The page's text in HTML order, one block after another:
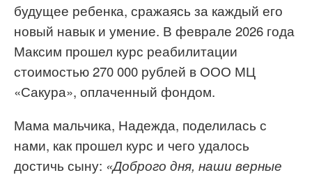
будущее ребенка, сражаясь за каждый его
новый навык и умение. В феврале 2026 года
Максим прошел курс реабилитации
стоимостью 270 000 рублей в ООО МЦ
«Сакура», оплаченный фондом.
Мама мальчика, Надежда, поделилась с
нами, как прошел курс и чего удалось
достичь сыну: «Доброго дня, наши верные